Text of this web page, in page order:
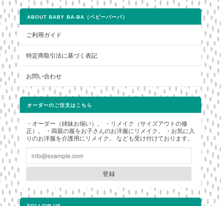
ABOUT BABY BA-BA（ベビーバーバ）
ご利用ガイド
特定商取引法に基づく表記
お問い合わせ
オーダーのご注文はこちら
・オーダー（姉妹お揃い）。 ・リメイク（サイズアウトの修
正）。 ・両親の服をお子さんのお洋服にリメイク。 ・お気に入
りのお洋服を介護用にリメイク。 なども受け付けております。
登録